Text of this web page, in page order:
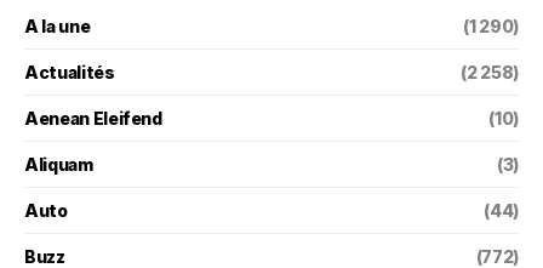
A la une (1 290)
Actualités (2 258)
Aenean Eleifend (10)
Aliquam (3)
Auto (44)
Buzz (772)